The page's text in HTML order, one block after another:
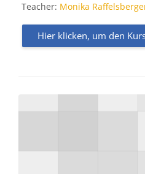
Teacher: Monika
Hier klicken, um den